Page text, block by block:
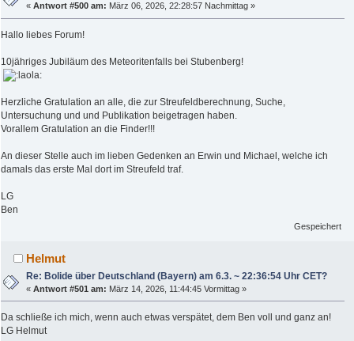
«Antwort #500 am: März 06, 2026, 22:28:57 Nachmittag »
Hallo liebes Forum!
10jähriges Jubiläum des Meteoritenfalls bei Stubenberg!
Herzliche Gratulation an alle, die zur Streufeldberechnung, Suche,
Untersuchung und und Publikation beigetragen haben.
Vorallem Gratulation an die Finder!!!
An dieser Stelle auch im lieben Gedenken an Erwin und Michael, welche ich
damals das erste Mal dort im Streufeld traf.
LG
Ben
Gespeichert
Helmut
Re: Bolide über Deutschland (Bayern) am 6.3. ~ 22:36:54 Uhr CET?
«Antwort #501 am: März 14, 2026, 11:44:45 Vormittag »
Da schließe ich mich, wenn auch etwas verspätet, dem Ben voll und ganz an!
LG Helmut